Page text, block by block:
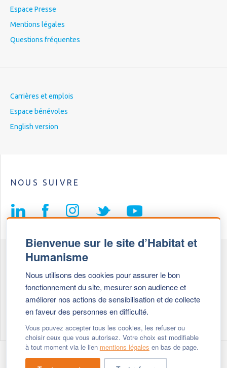
Bienvenue sur le site d’Habitat et
Humanisme
Nous utilisons des cookies pour assurer le bon
fonctionnement du site, mesurer son audience et
améliorer nos actions de sensibilisation et de collecte
en faveur des personnes en difficulté.
Vous pouvez accepter tous les cookies, les refuser ou
choisir ceux que vous autorisez. Votre choix est modifiable
à tout moment via le lien mentions légales en bas de page.
Espace Presse
Mentions légales
Questions fréquentes
Carrières et emplois
Espace bénévoles
English version
NOUS SUIVRE
69647 Caluire et Cuire cedex
+ 33 (0)4 72 27 42 58
- © 2026 Habitat & Humanisme